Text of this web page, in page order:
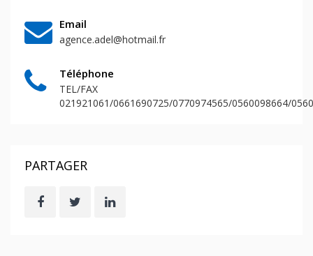
Email
agence.adel@hotmail.fr
Téléphone
TEL/FAX
021921061/0661690725/0770974565/0560098664/
PARTAGER